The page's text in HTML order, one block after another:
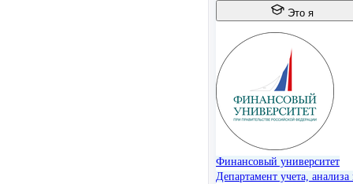
Это я
Финансовый университет
Департамент учета, анализа